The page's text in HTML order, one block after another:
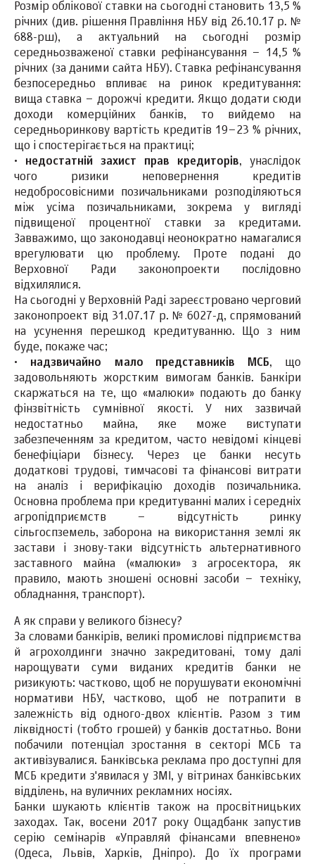
Розмір облікової ставки на сьогодні становить 13,5 %
річних (див. рішення Правління НБУ від 26.10.17 р. №
688-рш), а актуальний на сьогодні розмір
середньозваженої ставки рефінансування – 14,5 %
річних (за даними сайта НБУ). Ставка рефінансування
безпосередньо впливає на ринок кредитування:
вища ставка – дорожчі кредити. Якщо додати сюди
доходи комерційних банків, то вийдемо на
середньоринкову вартість кредитів 19–23 % річних,
що і спостерігається на практиці;
·
недостатній захист прав кредиторів, унаслідок
чого ризики неповернення кредитів
недобросовісними позичальниками розподіляються
між усіма позичальниками, зокрема у вигляді
підвищеної процентної ставки за кредитами.
Завважимо, що законодавці неонократно намагалися
врегулювати цю проблему. Проте подані до
Верховної Ради законопроекти послідовно
відхилялися.
На сьогодні у Верховній Раді зареєстровано черговий
законопроект від 31.07.17 р. № 6027-д, спрямований
на усунення перешкод кредитуванню. Що з ним
буде, покаже час;
·
надзвичайно мало представників МСБ, що
задовольняють жорстким вимогам банків. Банкіри
скаржаться на те, що «малюки» подають до банку
фінзвітність сумнівної якості. У них зазвичай
недостатньо майна, яке може виступати
забезпеченням за кредитом, часто невідомі кінцеві
бенефіціари бізнесу. Через це банки несуть
додаткові трудові, тимчасові та фінансові витрати
на аналіз і верифікацію доходів позичальника.
Основна проблема при кредитуванні малих і середніх
агропідприємств – відсутність ринку
сільгоспземель, заборона на використання землі як
застави і знову-таки відсутність альтернативного
заставного майна («малюки» з агросектора, як
правило, мають зношені основні засоби – техніку,
обладнання, транспорт).
А як справи у великого бізнесу?
За словами банкірів, великі промислові підприємства
й агрохолдинги значно закредитовані, тому далі
нарощувати суми виданих кредитів банки не
ризикують: частково, щоб не порушувати економічні
нормативи НБУ, частково, щоб не потрапити в
залежність від одного-двох клієнтів. Разом з тим
ліквідності (тобто грошей) у банків достатньо. Вони
побачили потенціал зростання в секторі МСБ та
активізувалися. Банківська реклама про доступні для
МСБ кредити з'явилася у ЗМІ, у вітринах банківських
відділень, на вуличних рекламних носіях.
Банки шукають клієнтів також на просвітницьких
заходах. Так, восени 2017 року Ощадбанк запустив
серію семінарів «Управляй фінансами впевнено»
(Одеса, Львів, Харків, Дніпро). До їх програми